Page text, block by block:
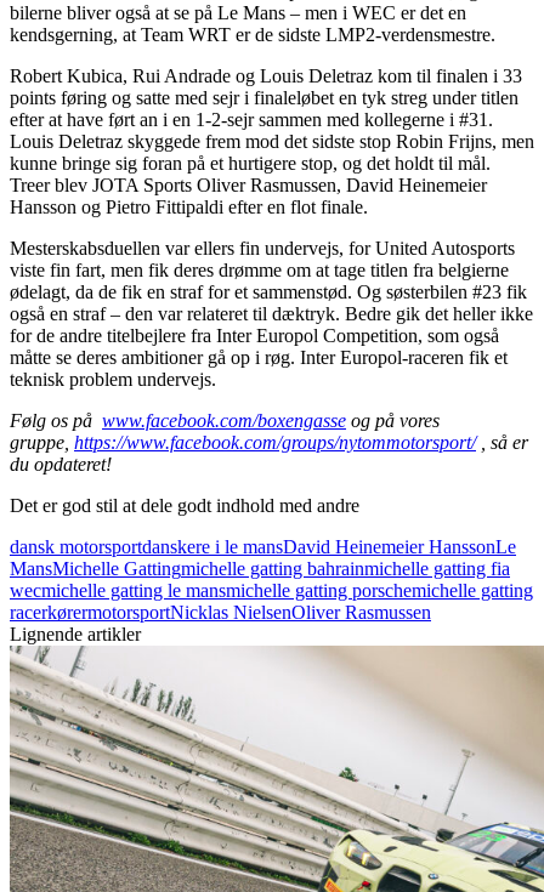
bilerne bliver også at se på Le Mans – men i WEC er det en
kendsgerning, at Team WRT er de sidste LMP2-verdensmestre.
Robert Kubica, Rui Andrade og Louis Deletraz kom til finalen i 33
points føring og satte med sejr i finaleløbet en tyk streg under titlen
efter at have ført an i en 1-2-sejr sammen med kollegerne i #31.
Louis Deletraz skyggede frem mod det sidste stop Robin Frijns, men
kunne bringe sig foran på et hurtigere stop, og det holdt til mål.
Treer blev JOTA Sports Oliver Rasmussen, David Heinemeier
Hansson og Pietro Fittipaldi efter en flot finale.
Mesterskabsduellen var ellers fin undervejs, for United Autosports
viste fin fart, men fik deres drømme om at tage titlen fra belgierne
ødelagt, da de fik en straf for et sammenstød. Og søsterbilen #23 fik
også en straf – den var relateret til dæktryk. Bedre gik det heller ikke
for de andre titelbejlere fra Inter Europol Competition, som også
måtte se deres ambitioner gå op i røg. Inter Europol-raceren fik et
teknisk problem undervejs.
Følg os på www.facebook.com/boxengasse og på vores
gruppe, https://www.facebook.com/groups/nytommotorsport/, så er
du opdateret!
Det er god stil at dele godt indhold med andre
dansk motorsportdanskere i le mansDavid Heinemeier HanssonLe
MansMichelle Gattingmichelle gatting bahrainmichelle gatting fia
wecmichelle gatting le mansmichelle gatting porschemichelle gatting
racerkørermotorsportNicklas NielsenOliver Rasmussen
Lignende artikler